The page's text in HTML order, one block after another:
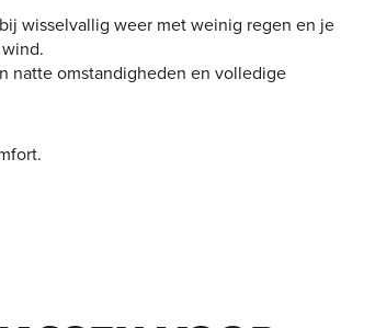
wisselvallig weer met weinig regen en je
natte omstandigheden en volledige